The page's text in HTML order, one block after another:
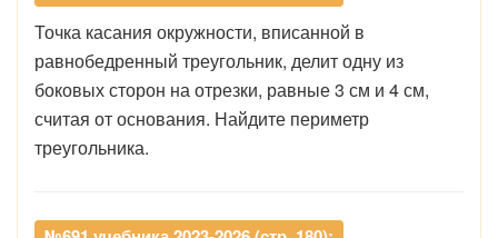
Точка касания окружности, вписанной в
равнобедренный треугольник, делит одну из
боковых сторон на отрезки, равные 3 см и 4 см,
считая от основания. Найдите периметр
треугольника.